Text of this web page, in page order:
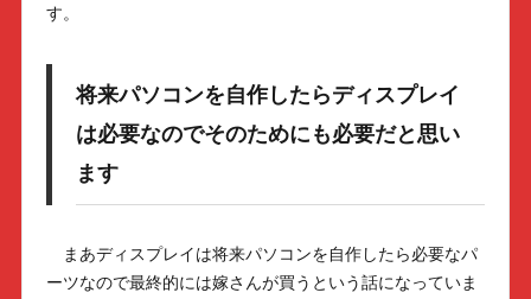
す。
将来パソコンを自作したらディスプレイ
は必要なのでそのためにも必要だと思い
ます
まあディスプレイは将来パソコンを自作したら必要なパ
ーツなので最終的には嫁さんが買うという話になっていま